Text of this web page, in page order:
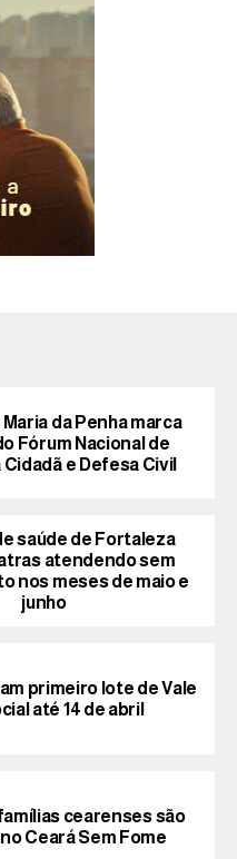
da Penha marca
Fórum Nacional de
e Defesa Civil
saúde de Fortaleza
atendendo sem
nos meses de maio e
junho
primeiro lote de Vale
até 14 de abril
cearenses são
Ceará Sem Fome